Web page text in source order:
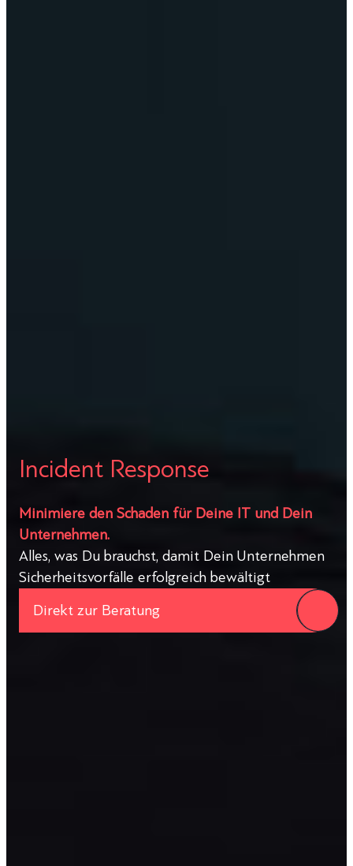
Incident Response
Minimiere den Schaden für Deine IT und Dein
Unternehmen.
Alles, was Du brauchst, damit Dein Unternehmen
Sicherheitsvorfälle erfolgreich bewältigt
Direkt zur Beratung